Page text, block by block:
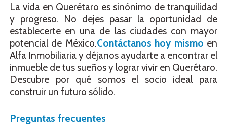
La vida en Querétaro es sinónimo de tranquilidad
y progreso. No dejes pasar la oportunidad de
establecerte en una de las ciudades con mayor
potencial de México.Contáctanos hoy mismo en
Alfa Inmobiliaria y déjanos ayudarte a encontrar el
inmueble de tus sueños y lograr vivir en Querétaro.
Descubre por qué somos el socio ideal para
construir un futuro sólido.
Preguntas frecuentes